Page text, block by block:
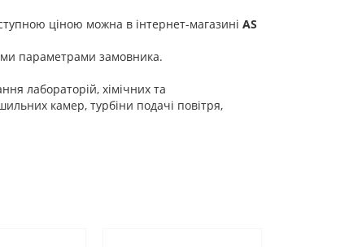
ціною можна в інтернет-магазині AS
параметрами замовника.
лабораторій, хімічних та
камер, турбіни подачі повітря,